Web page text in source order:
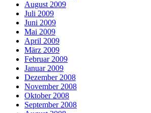
August 2009
Juli 2009
Juni 2009
Mai 2009
April 2009
März 2009
Februar 2009
Januar 2009
Dezember 2008
November 2008
Oktober 2008
September 2008